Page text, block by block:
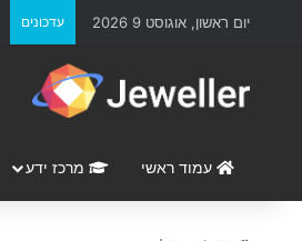
יום ראשון, אוגוסט 9 2026 עדכונים
עמוד ראשי מרכז ידע